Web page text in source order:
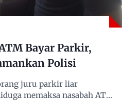
Bayar Parkir,
Polisi
juru parkir liar
memaksa nasabah ATM